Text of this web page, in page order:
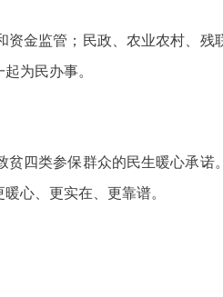
金监管；民政、农业农村、
为民办事。
四类参保群众的民生暖心承
心、更实在、更靠谱。